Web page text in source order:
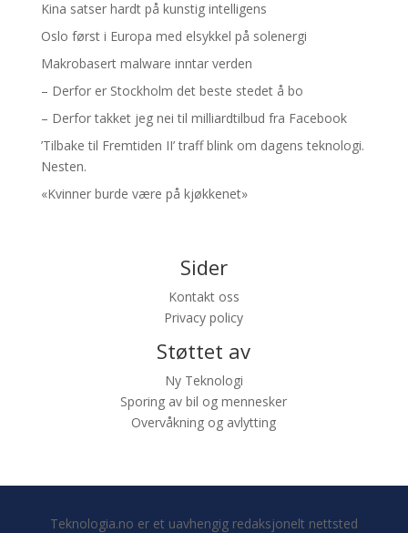
Kina satser hardt på kunstig intelligens
Oslo først i Europa med elsykkel på solenergi
Makrobasert malware inntar verden
– Derfor er Stockholm det beste stedet å bo
– Derfor takket jeg nei til milliardtilbud fra Facebook
’Tilbake til Fremtiden II’ traff blink om dagens teknologi.
Nesten.
«Kvinner burde være på kjøkkenet»
Sider
Kontakt oss
Privacy policy
Støttet av
Ny Teknologi
Sporing av bil og mennesker
Overvåkning og avlytting
Teknologia.no er et uavhengig redaksjonelt nettsted